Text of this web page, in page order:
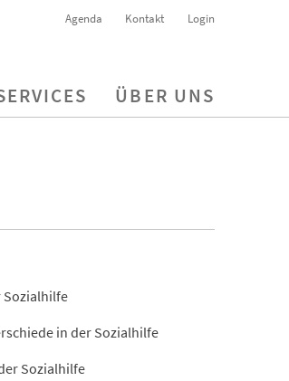
Agenda Kontakt Login
ÜBER UNS
Sozialhilfe
in der Sozialhilfe
Sozialhilfe